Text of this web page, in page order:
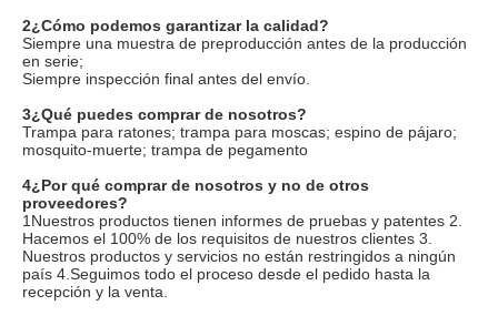
2¿Cómo podemos garantizar la calidad?
Siempre una muestra de preproducción antes de la producción
en serie;
Siempre inspección final antes del envío.
3¿Qué puedes comprar de nosotros?
Trampa para ratones; trampa para moscas; espino de pájaro;
mosquito-muerte; trampa de pegamento
4¿Por qué comprar de nosotros y no de otros
proveedores?
1Nuestros productos tienen informes de pruebas y patentes 2.
Hacemos el 100% de los requisitos de nuestros clientes 3.
Nuestros productos y servicios no están restringidos a ningún
país 4.Seguimos todo el proceso desde el pedido hasta la
recepción y la venta.